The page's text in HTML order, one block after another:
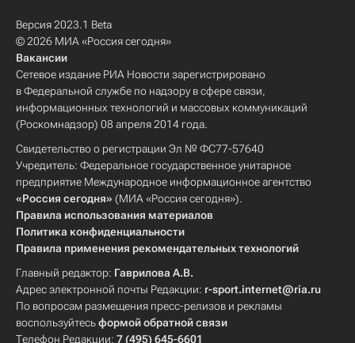
Версия 2023.1 Beta
© 2026 МИА «Россия сегодня»
Вакансии
Сетевое издание РИА Новости зарегистрировано
в Федеральной службе по надзору в сфере связи,
информационных технологий и массовых коммуникаций
(Роскомнадзор) 08 апреля 2014 года.
Свидетельство о регистрации Эл № ФС77-57640
Учредитель: Федеральное государственное унитарное
предприятие Международное информационное агентство
«Россия сегодня» (МИА «Россия сегодня»).
Правила использования материалов
Политика конфиденциальности
Правила применения рекомендательных технологий
Главный редактор: Гаврилова А.В.
Адрес электронной почты Редакции: r-sport.internet@ria.ru
По вопросам размещения пресс-релизов и рекламы
воспользуйтесьформой обратной связи
Телефон Редакции: 7 (495) 645-6601